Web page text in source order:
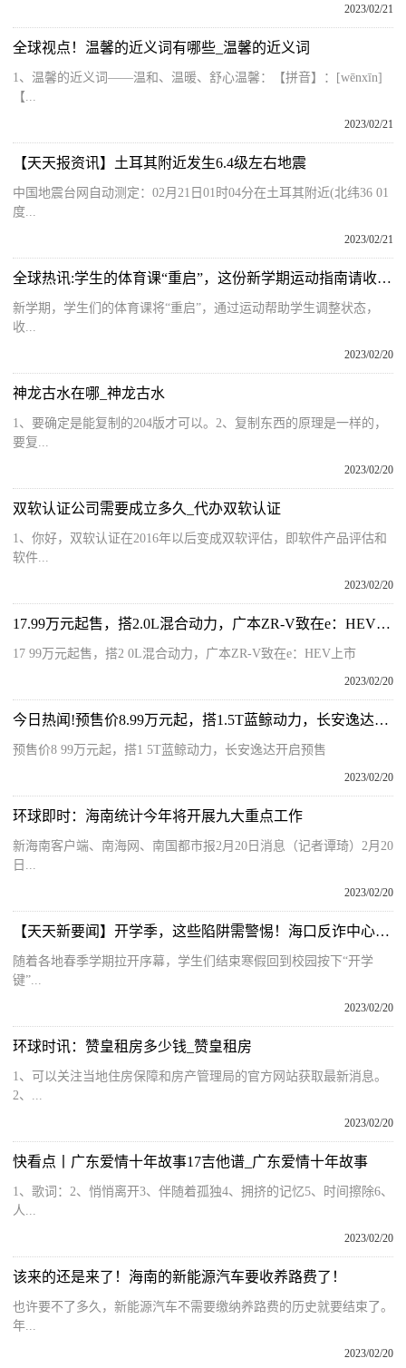
2023/02/21
全球视点！温馨的近义词有哪些_温馨的近义词
1、温馨的近义词——温和、温暖、舒心温馨：【拼音】：[wēnxīn]
【...
2023/02/21
【天天报资讯】土耳其附近发生6.4级左右地震
中国地震台网自动测定：02月21日01时04分在土耳其附近(北纬36 01
度...
2023/02/21
全球热讯:学生的体育课“重启”，这份新学期运动指南请收好！
新学期，学生们的体育课将“重启”，通过运动帮助学生调整状态，
收...
2023/02/20
神龙古水在哪_神龙古水
1、要确定是能复制的204版才可以。2、复制东西的原理是一样的，
要复...
2023/02/20
双软认证公司需要成立多久_代办双软认证
1、你好，双软认证在2016年以后变成双软评估，即软件产品评估和
软件...
2023/02/20
17.99万元起售，搭2.0L混合动力，广本ZR-V致在e：HEV上市
17 99万元起售，搭2 0L混合动力，广本ZR-V致在e：HEV上市
2023/02/20
今日热闻!预售价8.99万元起，搭1.5T蓝鲸动力，长安逸达开启预售
预售价8 99万元起，搭1 5T蓝鲸动力，长安逸达开启预售
2023/02/20
环球即时：海南统计今年将开展九大重点工作
新海南客户端、南海网、南国都市报2月20日消息（记者谭琦）2月20
日...
2023/02/20
【天天新要闻】开学季，这些陷阱需警惕！海口反诈中心公布多种诈骗套路和防范手段
随着各地春季学期拉开序幕，学生们结束寒假回到校园按下“开学
键”...
2023/02/20
环球时讯：赞皇租房多少钱_赞皇租房
1、可以关注当地住房保障和房产管理局的官方网站获取最新消息。
2、...
2023/02/20
快看点丨广东爱情十年故事17吉他谱_广东爱情十年故事
1、歌词：2、悄悄离开3、伴随着孤独4、拥挤的记忆5、时间擦除6、
人...
2023/02/20
该来的还是来了！海南的新能源汽车要收养路费了！
也许要不了多久，新能源汽车不需要缴纳养路费的历史就要结束了。
年...
2023/02/20